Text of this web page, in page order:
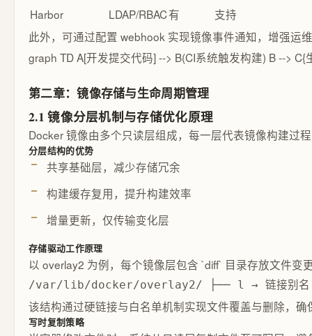
Harbor
LDAP/RBAC有
支持
此外，可通过配置 webhook 实现镜像事件通知，增强运
graph TD A[开发提交代码] --> B(CI系统触发构建) B -->
第二章：镜像存储与生命周期管理
2.1 镜像分层机制与存储优化原理
Docker 镜像由多个只读层组成，每一层代表镜像构建过
分层结构的优势
共享基础层，减少存储冗余
构建缓存复用，提升构建效率
增量更新，仅传输变化层
存储驱动工作原理
以 overlay2 为例，每个镜像层包含 `diff` 目录存放文件变
/var/lib/docker/overlay2/ ├── l → 链接别名
该结构通过硬链接与白名单机制实现文件覆盖与删除，
写时复制策略